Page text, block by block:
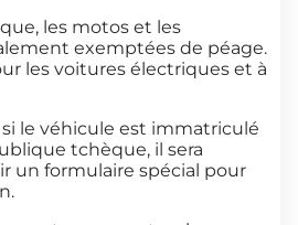
les motos et les
exemptées de péage.
les voitures électriques et à
le véhicule est immatriculé
tchèque, il sera
un formulaire spécial pour